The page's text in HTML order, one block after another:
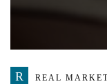
R REAL